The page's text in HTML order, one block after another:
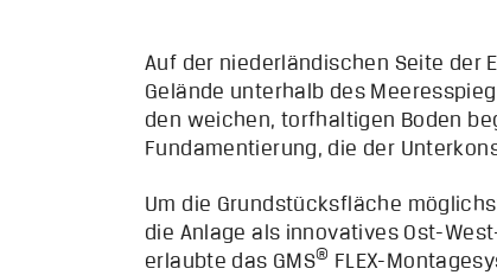
Auf der niederländischen Seite der
Gelände unterhalb des
den weichen, torfhaltigen Boden
Fundamentierung, die der
Um die Grundstücksfläche
die Anlage als innovatives Ost-
erlaubte das GMS® FLEX-